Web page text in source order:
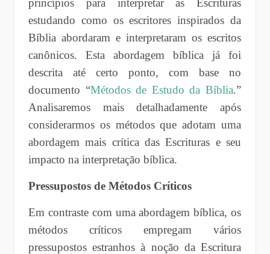
estudando como os escritores inspirados da
Bíblia abordaram e interpretaram os escritos
canônicos. Esta abordagem bíblica já foi
descrita até certo ponto, com base no
documento “Métodos de Estudo da Bíblia.”
Analisaremos mais detalhadamente após
considerarmos os métodos que adotam uma
abordagem mais crítica das Escrituras e seu
impacto na interpretação bíblica.
Pressupostos de Métodos Críticos
Em contraste com uma abordagem bíblica, os
métodos críticos empregam vários
pressupostos estranhos à noção da Escritura